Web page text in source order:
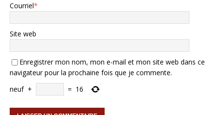
Courriel*
Site web
Enregistrer mon nom, mon e-mail et mon site web dans ce
navigateur pour la prochaine fois que je commente.
neuf + = 16